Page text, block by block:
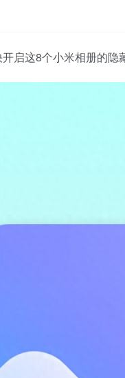
启这8个小米相册的隐